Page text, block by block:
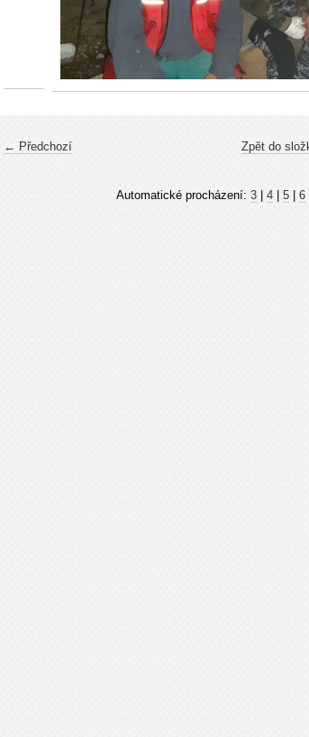
← Předchozí Zpět do
Automatické procházení: 3| 4| 5| 6